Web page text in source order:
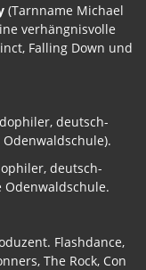
(Tarnname Michael
verhängnisvolle
Falling Down und
deutsch-
Odenwaldschule.